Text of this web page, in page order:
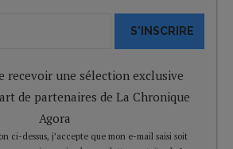
S'INSCRIRE
recevoir une sélection exclusive
de partenaires de La Chronique
Agora
ci-dessus, j’accepte que mon e-mail saisi soit